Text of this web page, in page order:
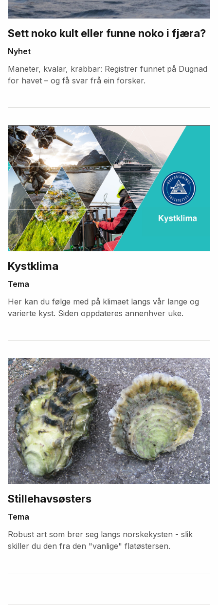
Sett noko kult eller funne noko i fjæra?
Nyhet
Maneter, kvalar, krabbar: Registrer funnet på Dugnad
for havet – og få svar frå ein forsker.
Kystklima
Tema
Her kan du følge med på klimaet langs vår lange og
varierte kyst. Siden oppdateres annenhver uke.
Stillehavsøsters
Tema
Robust art som brer seg langs norskekysten - slik
skiller du den fra den "vanlige" flatøstersen.